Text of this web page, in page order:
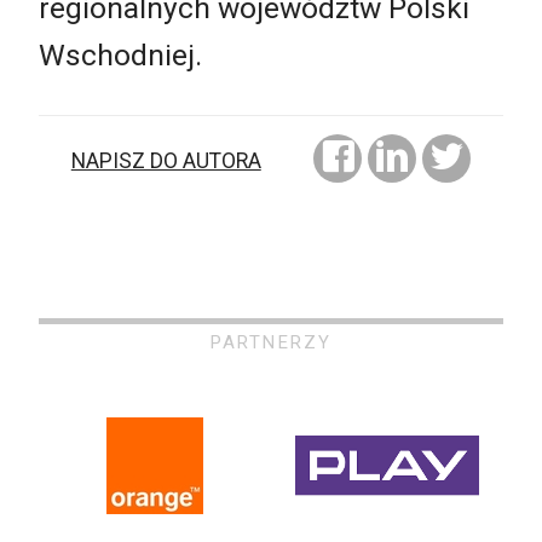
regionalnych województw Polski
Wschodniej.
NAPISZ DO AUTORA
PARTNERZY